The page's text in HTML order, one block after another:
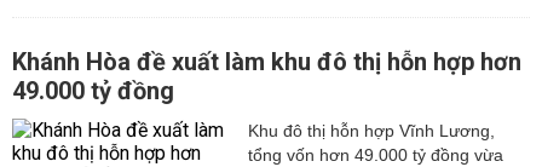
Khánh Hòa đề xuất làm khu đô thị hỗn hợp hơn
49.000 tỷ đồng
Khu đô thị hỗn hợp Vĩnh Lương,
tổng vốn hơn 49.000 tỷ đồng vừa